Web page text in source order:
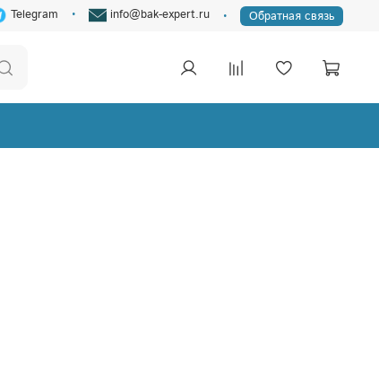
Telegram info@bak-expert.ru Обратная связь